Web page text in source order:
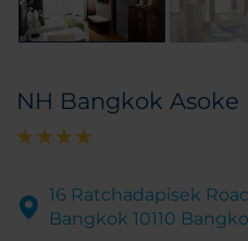
NH Bangkok Asoke
16 Ratchadapisek
Bangkok 10110